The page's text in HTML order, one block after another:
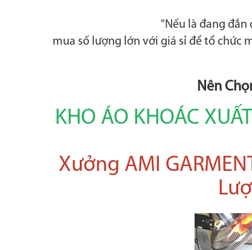
"Nếu là đang đắn
mua số lượng lớn với giá sỉ để tổ chức
Nên
KHO ÁO KHOÁC
Xưởng AMI